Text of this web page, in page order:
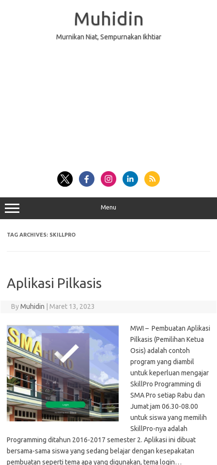
Muhidin
Murnikan Niat, Sempurnakan Ikhtiar
Menu
TAG ARCHIVES: SKILLPRO
Aplikasi Pilkasis
ByMuhidin Maret 13, 2023
MWI – Pembuatan Aplikasi
Pilkasis (Pemilihan Ketua
Osis) adalah contoh
program yang diambil
untuk keperluan mengajar
SkillPro Programming di
SMA Pro setiap Rabu dan
Jumat jam 06.30-08.00
untuk siswa yang memilih
SkillPro-nya adalah
Programming ditahun 2016-2017 semester 2. Aplikasi ini dibuat
bersama-sama siswa yang sedang belajar dengan kesepakatan
pembuatan seperti tema apa yang digunakan, tema login…